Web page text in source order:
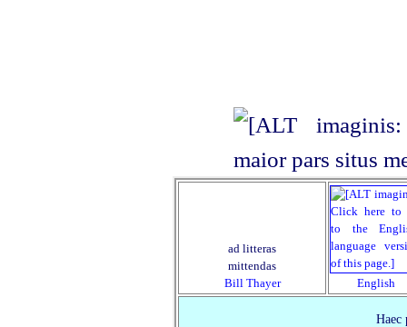
ad litteras
mittendas
Bill Thayer
English
Haec